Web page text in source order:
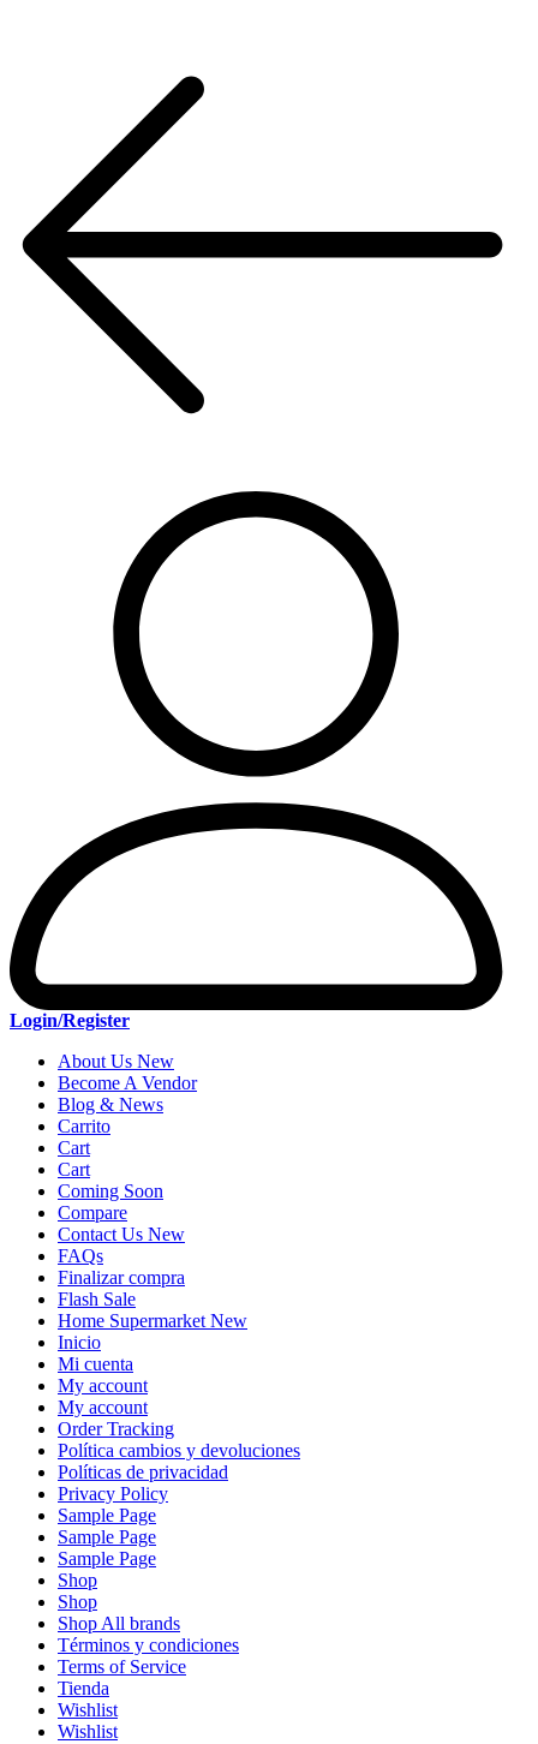
Login/Register
About Us New
Become A Vendor
Blog & News
Carrito
Cart
Cart
Coming Soon
Compare
Contact Us New
FAQs
Finalizar compra
Flash Sale
Home Supermarket New
Inicio
Mi cuenta
My account
My account
Order Tracking
Política cambios y devoluciones
Políticas de privacidad
Privacy Policy
Sample Page
Sample Page
Sample Page
Shop
Shop
Shop All brands
Términos y condiciones
Terms of Service
Tienda
Wishlist
Wishlist